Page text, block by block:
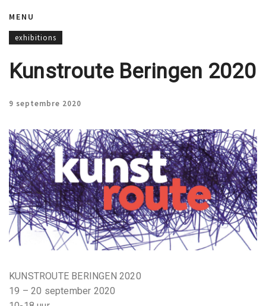
MENU
exhibitions
Kunstroute Beringen 2020
9 septembre 2020
KUNSTROUTE BERINGEN 2020
19 – 20 september 2020